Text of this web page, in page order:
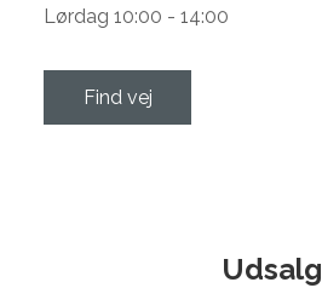
Lørdag 10:00 - 14:00
Find vej
Udsalg